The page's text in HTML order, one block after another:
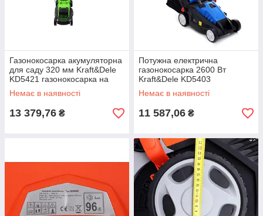
Газонокосарка акумуляторна
для саду 320 мм Kraft&Dele
KD5421 газонокосарка на
акумуляторі для дому
Немає в наявності
13 379,76 ₴
Потужна електрична
газонокосарка 2600 Вт
Kraft&Dele KD5403
газонокосарка 220в на
колесах
Немає в наявності
11 587,06 ₴